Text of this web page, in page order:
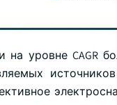
уровне CAGR